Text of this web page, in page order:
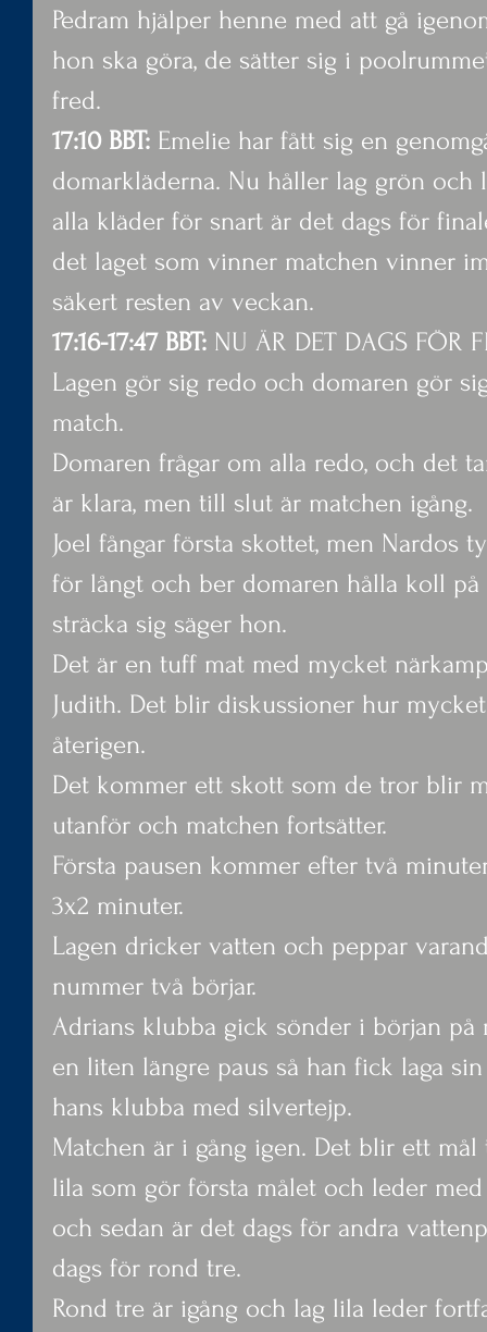
Pedram hjälper henne med att gå
hon ska göra, de sätter sig i
fred.
17:10 BBT: Emelie har fått sig en
domarkläderna. Nu håller lag grön
alla kläder för snart är det dags för
det laget som vinner matchen vinner
säkert resten av veckan.
17:16-17:47 BBT: NU ÄR DET DAGS FÖR
Lagen gör sig redo och domaren gör
match.
Domaren frågar om alla redo, och det
är klara, men till slut är matchen igång.
Joel fångar första skottet, men Nardos
för långt och ber domaren hålla koll
sträcka sig säger hon.
Det är en tuff mat med mycket
Judith. Det blir diskussioner hur
återigen.
Det kommer ett skott som de tror blir
utanför och matchen fortsätter.
Första pausen kommer efter två
3x2 minuter.
Lagen dricker vatten och peppar
nummer två börjar.
Adrians klubba gick sönder i början
en liten längre paus så han fick laga
hans klubba med silvertejp.
Matchen är i gång igen. Det blir ett
lila som gör första målet och leder
och sedan är det dags för andra
dags för rond tre.
Rond tre är igång och lag lila leder